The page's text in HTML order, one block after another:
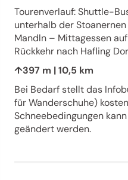
Tourenverlauf: Shuttle-
unterhalb der
Mandln – Mittagessen
Rückkehr nach Hafling
↑397 m | 10,5 km
Bei Bedarf stellt das
für Wanderschuhe)
Schneebedingungen
geändert werden.